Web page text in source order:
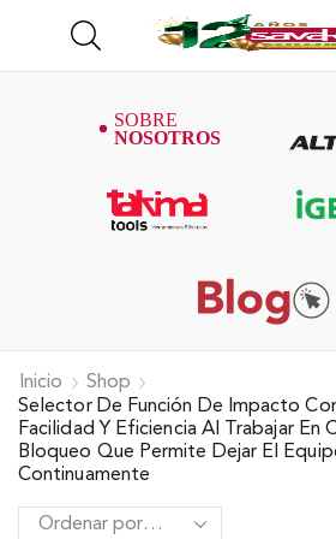
Inicio
Shop
Selector De Función De Impacto
Facilidad Y Eficiencia Al Trabajar En
Bloqueo Que Permite Dejar El
Continuamente